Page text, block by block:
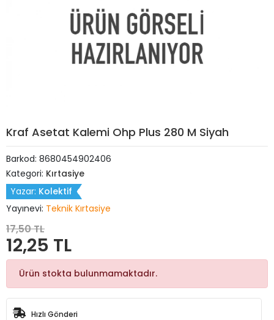
Kraf Asetat Kalemi Ohp Plus 280 M Siyah
Barkod: 8680454902406
Kategori: Kırtasiye
Yazar: Kolektif
Yayınevi: Teknik Kırtasiye
17,50 TL
12,25 TL
Ürün stokta bulunmamaktadır.
Hızlı Gönderi